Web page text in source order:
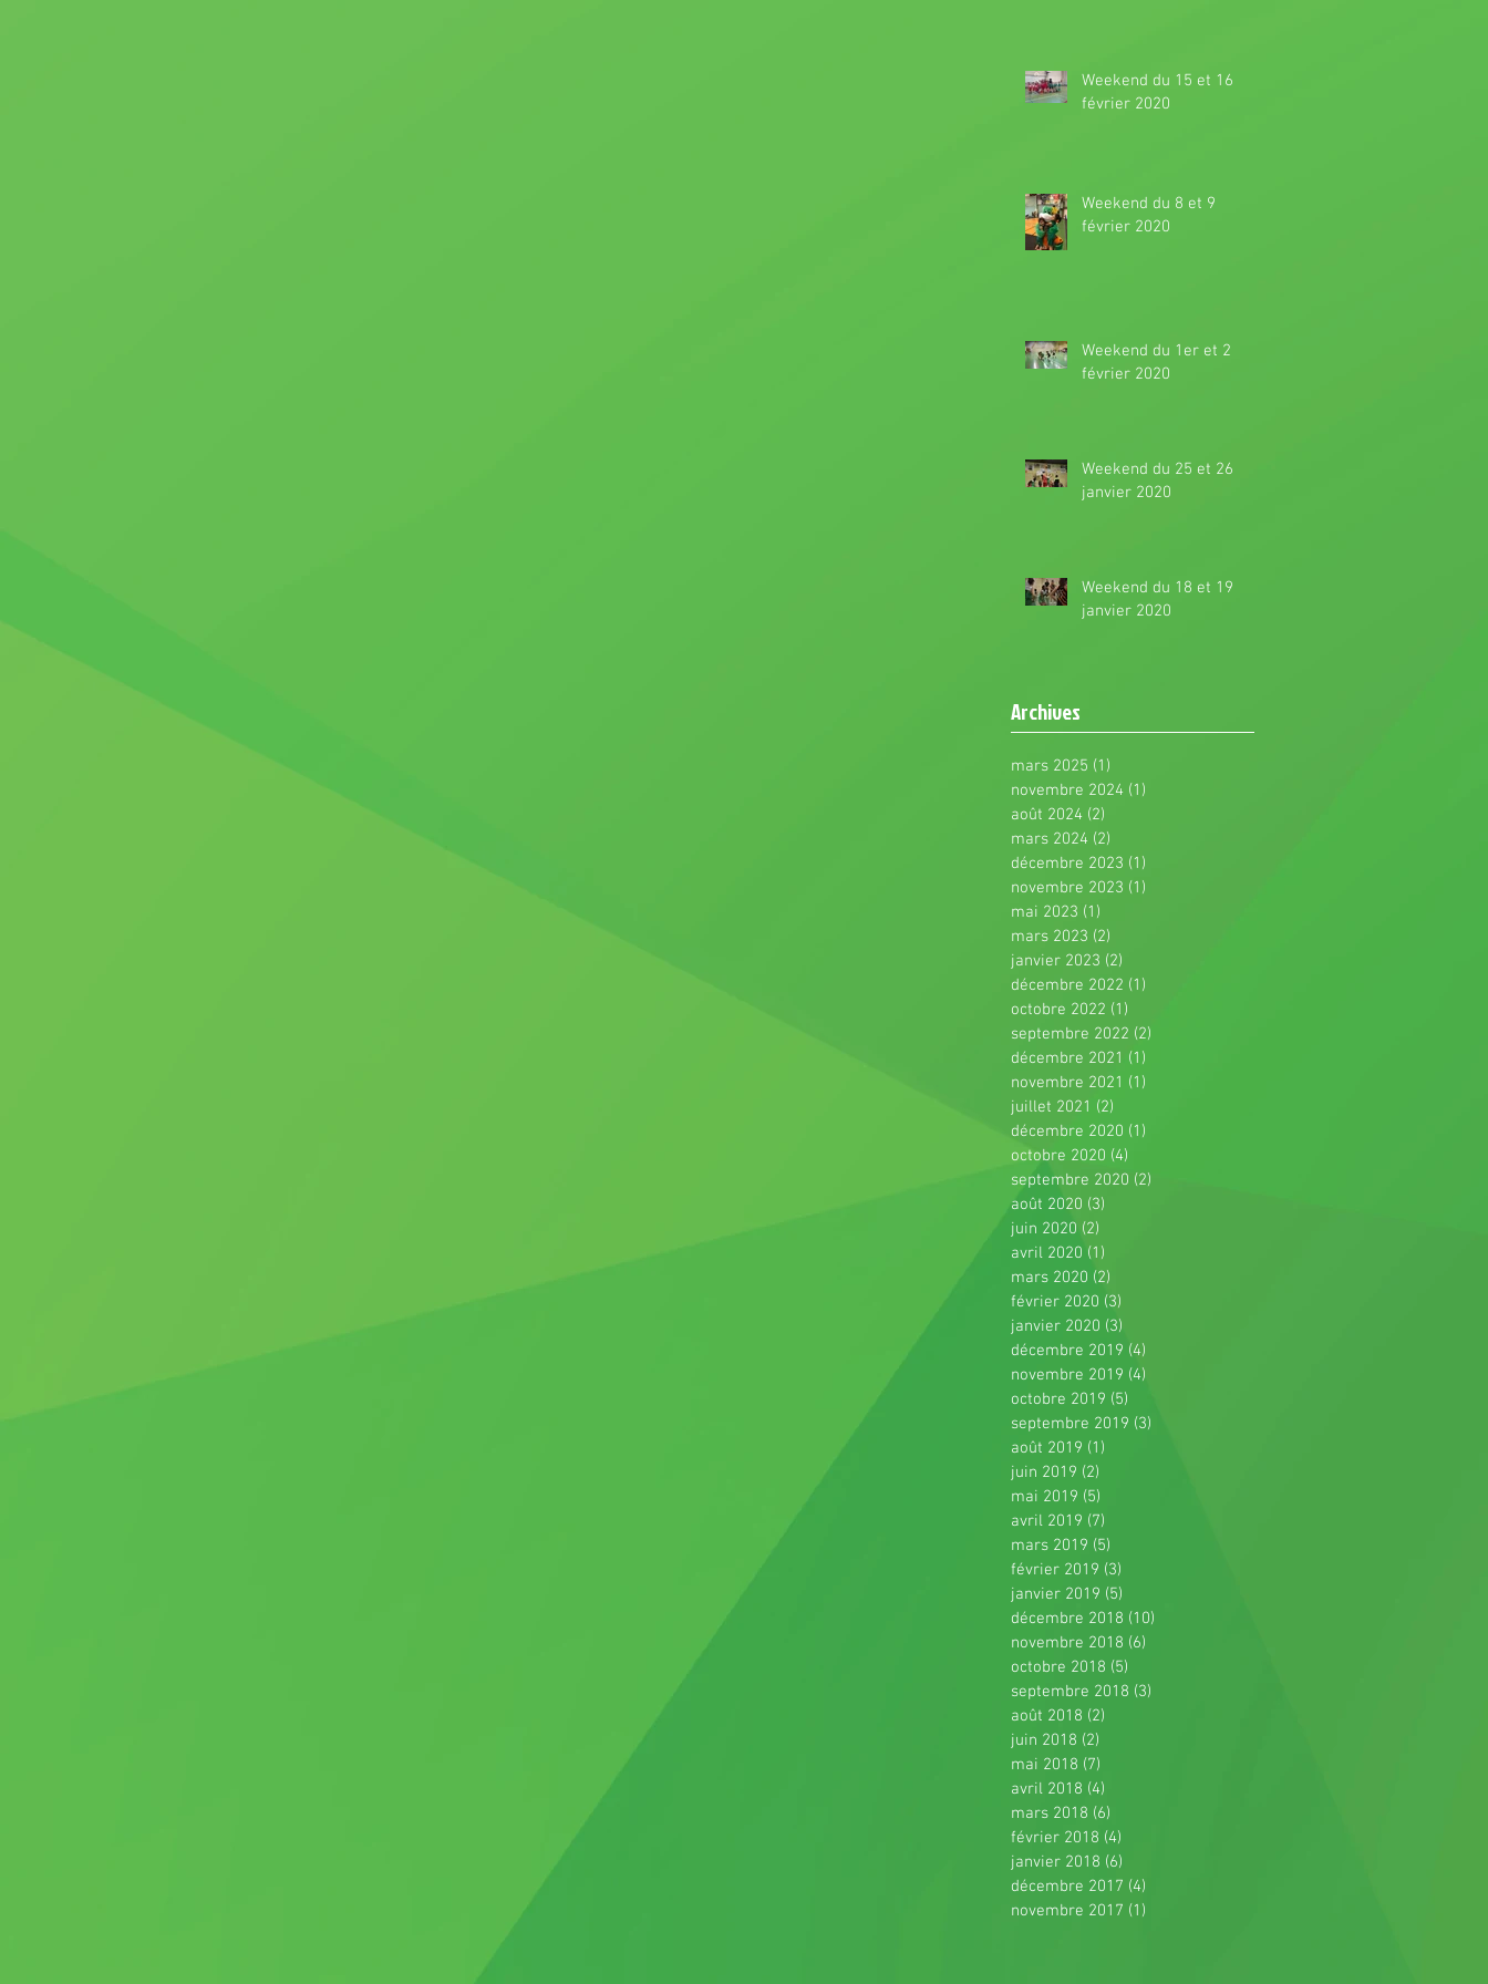
Weekend du 15 et 16
février 2020
Weekend du 8 et 9
février 2020
Weekend du 1er et 2
février 2020
Weekend du 25 et 26
janvier 2020
Weekend du 18 et 19
janvier 2020
Archives
mars 2025 (1)
novembre 2024 (1)
août 2024 (2)
mars 2024 (2)
décembre 2023 (1)
novembre 2023 (1)
mai 2023 (1)
mars 2023 (2)
janvier 2023 (2)
décembre 2022 (1)
octobre 2022 (1)
septembre 2022 (2)
décembre 2021 (1)
novembre 2021 (1)
juillet 2021 (2)
décembre 2020 (1)
octobre 2020 (4)
septembre 2020 (2)
août 2020 (3)
juin 2020 (2)
avril 2020 (1)
mars 2020 (2)
février 2020 (3)
janvier 2020 (3)
décembre 2019 (4)
novembre 2019 (4)
octobre 2019 (5)
septembre 2019 (3)
août 2019 (1)
juin 2019 (2)
mai 2019 (5)
avril 2019 (7)
mars 2019 (5)
février 2019 (3)
janvier 2019 (5)
décembre 2018 (10)
novembre 2018 (6)
octobre 2018 (5)
septembre 2018 (3)
août 2018 (2)
juin 2018 (2)
mai 2018 (7)
avril 2018 (4)
mars 2018 (6)
février 2018 (4)
janvier 2018 (6)
décembre 2017 (4)
novembre 2017 (1)